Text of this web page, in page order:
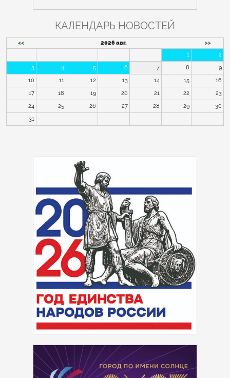
КАЛЕНДАРЬ НОВОСТЕЙ
<< 2026 авг.
>>
1
2
3
4 5 6 7 8
9
10
11 12 13 14 15
16
17
18 19 20 21 22
23
24
25 26 27 28 29
30
31